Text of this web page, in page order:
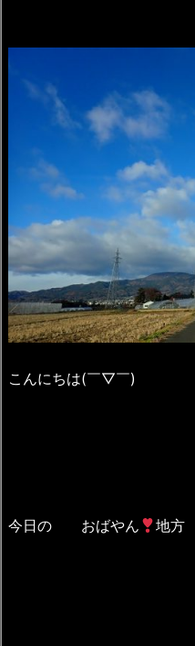
こんにちは(￣▽￣)
今日の おばやん 地方